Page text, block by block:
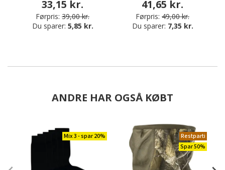
33,15 kr.
Førpris: 39,00 kr.
Du sparer: 5,85 kr.
41,65 kr.
Førpris: 49,00 kr.
Du sparer: 7,35 kr.
ANDRE HAR OGSÅ KØBT
Mix 3 - spar 20%
Restparti
Spar 50%